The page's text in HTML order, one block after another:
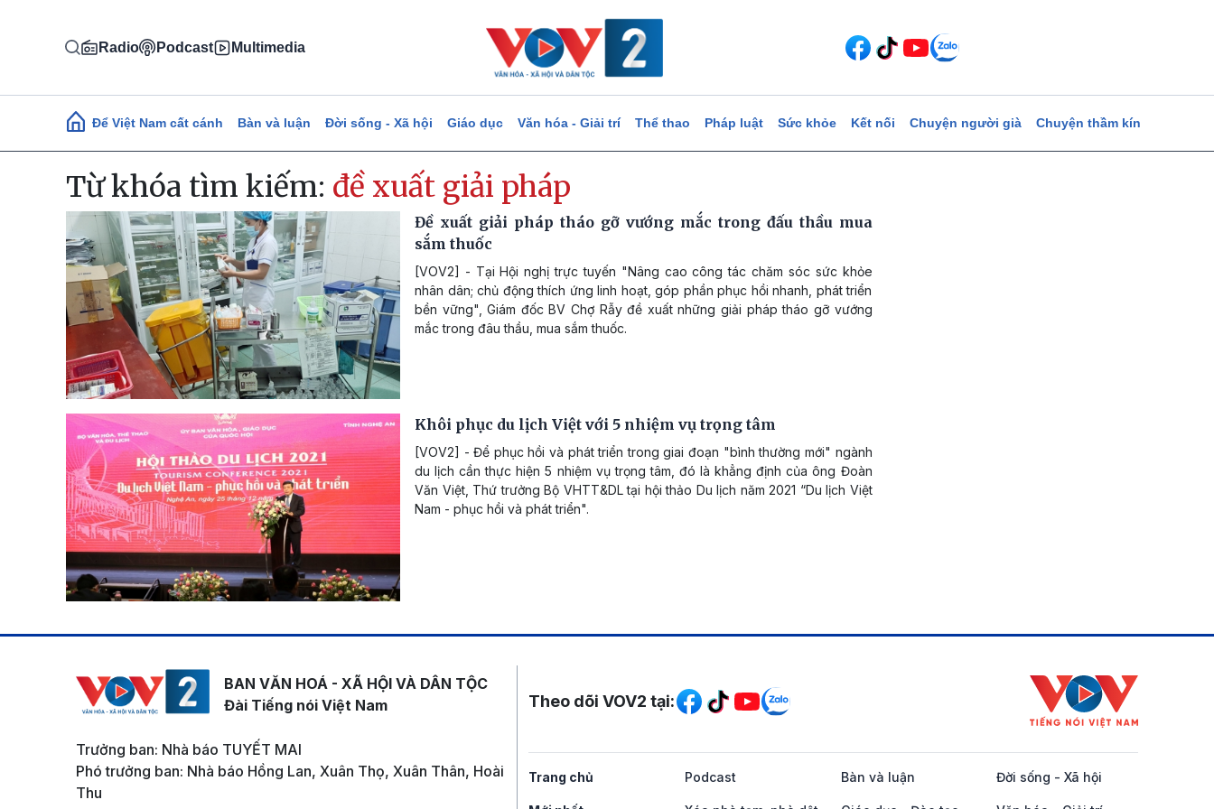
Radio Podcast Multimedia
Main navigation
Để Việt Nam cất cánh Bàn và luận Đời sống - Xã hội Giáo dục Văn hóa - Giải trí Thể thao Pháp luật Sức khỏe Kết nối Chuyện người già Chuyện thầm kín
Từ khóa tìm kiếm: đề xuất giải pháp
Đề xuất giải pháp tháo gỡ vướng mắc trong đấu thầu mua
sắm thuốc
[VOV2] - Tại Hội nghị trực tuyến "Nâng cao công tác chăm sóc sức khỏe
nhân dân; chủ động thích ứng linh hoạt, góp phần phục hồi nhanh, phát triển
bền vững", Giám đốc BV Chợ Rẫy đề xuất những giải pháp tháo gỡ vướng
mắc trong đâu thầu, mua sắm thuốc.
Khôi phục du lịch Việt với 5 nhiệm vụ trọng tâm
[VOV2] - Để phục hồi và phát triển trong giai đoạn "bình thường mới" ngành
du lịch cần thực hiện 5 nhiệm vụ trọng tâm, đó là khẳng định của ông Đoàn
Văn Việt, Thứ trưởng Bộ VHTT&DL tại hội thảo Du lịch năm 2021 “Du lịch Việt
Nam - phục hồi và phát triển".
BAN VĂN HOÁ - XÃ HỘI VÀ DÂN TỘC
Đài Tiếng nói Việt Nam
Trưởng ban: Nhà báo TUYẾT MAI
Phó trưởng ban: Nhà báo Hồng Lan, Xuân Thọ, Xuân Thân, Hoài
Thu
Mạng xã hội
Theo dõi VOV2 tại:
Trang chủ Podcast Bàn và luận Đời sống - Xã hội